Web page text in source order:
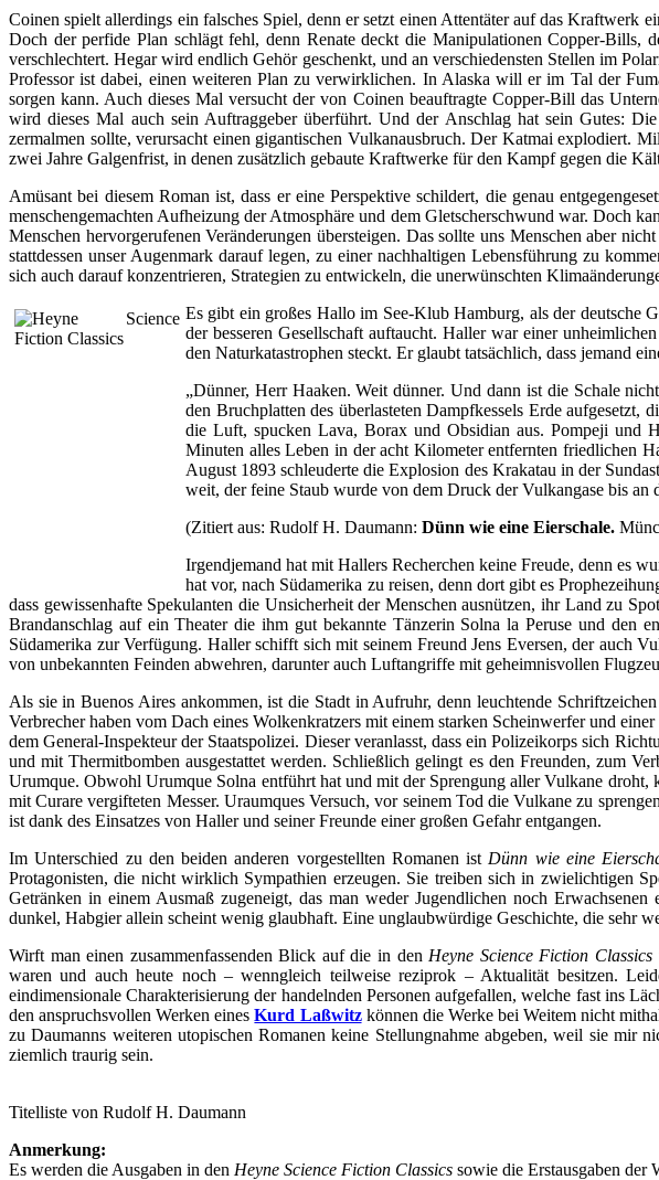
Coinen spielt allerdings ein falsches Spiel, denn er setzt einen Attentäter auf das Kraftwerk
Doch der perfide Plan schlägt fehl, denn Renate deckt die Manipulationen Copper-Bills,
verschlechtert. Hegar wird endlich Gehör geschenkt, und an verschiedensten Stellen im
Professor ist dabei, einen weiteren Plan zu verwirklichen. In Alaska will er im Tal der
sorgen kann. Auch dieses Mal versucht der von Coinen beauftragte Copper-Bill das
wird dieses Mal auch sein Auftraggeber überführt. Und der Anschlag hat sein Gutes:
zermalmen sollte, verursacht einen gigantischen Vulkanausbruch. Der Katmai explodiert.
zwei Jahre Galgenfrist, in denen zusätzlich gebaute Kraftwerke für den Kampf gegen die
Amüsant bei diesem Roman ist, dass er eine Perspektive schildert, die genau
menschengemachten Aufheizung der Atmosphäre und dem Gletscherschwund war. Doch
Menschen hervorgerufenen Veränderungen übersteigen. Das sollte uns Menschen aber
stattdessen unser Augenmark darauf legen, zu einer nachhaltigen Lebensführung zu
sich auch darauf konzentrieren, Strategien zu entwickeln, die unerwünschten
Es gibt ein großes Hallo im See-Klub Hamburg, als der deutsche
der besseren Gesellschaft auftaucht. Haller war einer
den Naturkatastrophen steckt. Er glaubt tatsächlich, dass jemand
„Dünner, Herr Haaken. Weit dünner. Und dann ist die Schale
den Bruchplatten des überlasteten Dampfkessels Erde
die Luft, spucken Lava, Borax und Obsidian aus. Pompeji und
Minuten alles Leben in der acht Kilometer entfernten friedlichen
August 1893 schleuderte die Explosion des Krakatau in der
weit, der feine Staub wurde von dem Druck der Vulkangase bis
(Zitiert aus: Rudolf H. Daumann: Dünn wie eine Eierschale.
Irgendjemand hat mit Hallers Recherchen keine Freude, denn es
hat vor, nach Südamerika zu reisen, denn dort gibt es
dass gewissenhafte Spekulanten die Unsicherheit der Menschen ausnützen, ihr Land zu
Brandanschlag auf ein Theater die ihm gut bekannte Tänzerin Solna la Peruse und den
Südamerika zur Verfügung. Haller schifft sich mit seinem Freund Jens Eversen, der auch
von unbekannten Feinden abwehren, darunter auch Luftangriffe mit geheimnisvollen
Als sie in Buenos Aires ankommen, ist die Stadt in Aufruhr, denn leuchtende
Verbrecher haben vom Dach eines Wolkenkratzers mit einem starken Scheinwerfer und
dem General-Inspekteur der Staatspolizei. Dieser veranlasst, dass ein Polizeikorps sich
und mit Thermitbomben ausgestattet werden. Schließlich gelingt es den Freunden, zum
Urumque. Obwohl Urumque Solna entführt hat und mit der Sprengung aller Vulkane
mit Curare vergifteten Messer. Uraumques Versuch, vor seinem Tod die Vulkane zu
ist dank des Einsatzes von Haller und seiner Freunde einer großen Gefahr entgangen.
Im Unterschied zu den beiden anderen vorgestellten Romanen ist Dünn wie eine
Protagonisten, die nicht wirklich Sympathien erzeugen. Sie treiben sich in zwielichtigen
Getränken in einem Ausmaß zugeneigt, das man weder Jugendlichen noch
dunkel, Habgier allein scheint wenig glaubhaft. Eine unglaubwürdige Geschichte, die sehr
Wirft man einen zusammenfassenden Blick auf die in den Heyne Science Fiction Classics
waren und auch heute noch – wenngleich teilweise reziprok – Aktualität besitzen.
eindimensionale Charakterisierung der handelnden Personen aufgefallen, welche fast ins
den anspruchsvollen Werken eines Kurd Laßwitzkönnen die Werke bei Weitem nicht
zu Daumanns weiteren utopischen Romanen keine Stellungnahme abgeben, weil sie mir
ziemlich traurig sein.
Titelliste von Rudolf H. Daumann
Anmerkung:
Es werden die Ausgaben in den Heyne Science Fiction Classics sowie die Erstausgaben der